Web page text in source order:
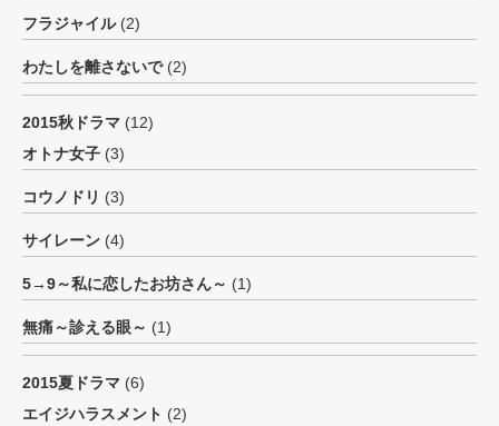
フラジャイル(2)
わたしを離さないで(2)
2015秋ドラマ (12)
オトナ女子 (3)
コウノドリ (3)
サイレーン (4)
5→9～私に恋したお坊さん～ (1)
無痛～診える眼～ (1)
2015夏ドラマ (6)
エイジハラスメント (2)